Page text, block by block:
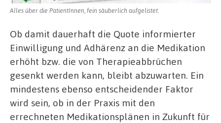
Alles über die PatientInnen, fein säuberlich aufgelistet.
Ob damit dauerhaft die Quote informierter
Einwilligung und Adhärenz an die Medikation
erhöht bzw. die von Therapieabbrüchen
gesenkt werden kann, bleibt abzuwarten. Ein
mindestens ebenso entscheidender Faktor
wird sein, ob in der Praxis mit den
errechneten Medikationsplänen in Zukunft für